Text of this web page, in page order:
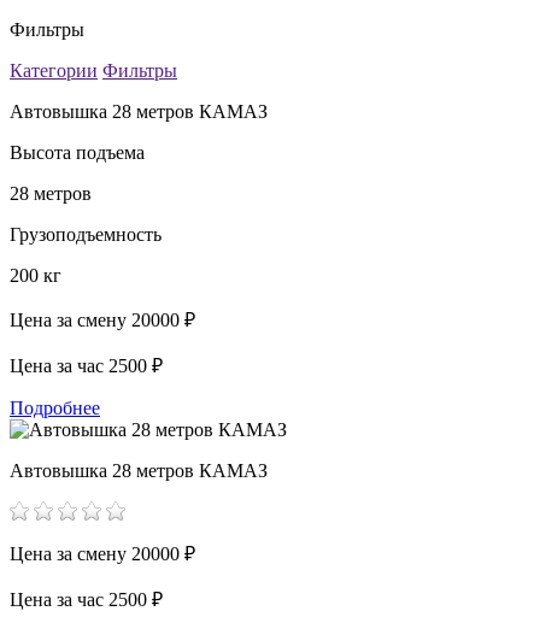
Фильтры
Категории Фильтры
Автовышка 28 метров КАМАЗ
Высота подъема
28 метров
Грузоподъемность
200 кг
Цена за смену 20000 ₽
Цена за час 2500 ₽
Подробнее
Автовышка 28 метров КАМАЗ
Цена за смену 20000 ₽
Цена за час 2500 ₽